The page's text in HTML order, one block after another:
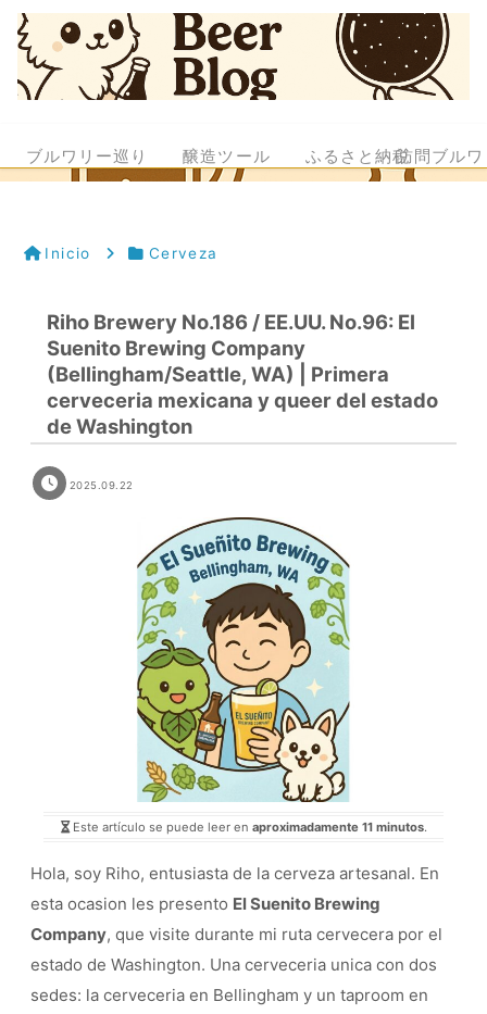
ブルワリー巡り 醸造ツール ふるさと納税訪問ブル
Inicio Cerveza
Riho Brewery No.186 / EE.UU. No.96: El
Suenito Brewing Company
(Bellingham/Seattle, WA) | Primera
cerveceria mexicana y queer del estado
de Washington
2025.09.22
Este artículo se puede leer en aproximadamente 11 minutos.
Hola, soy Riho, entusiasta de la cerveza artesanal. En
esta ocasion les presento El Suenito Brewing
Company, que visite durante mi ruta cervecera por el
estado de Washington. Una cerveceria unica con dos
sedes: la cerveceria en Bellingham y un taproom en